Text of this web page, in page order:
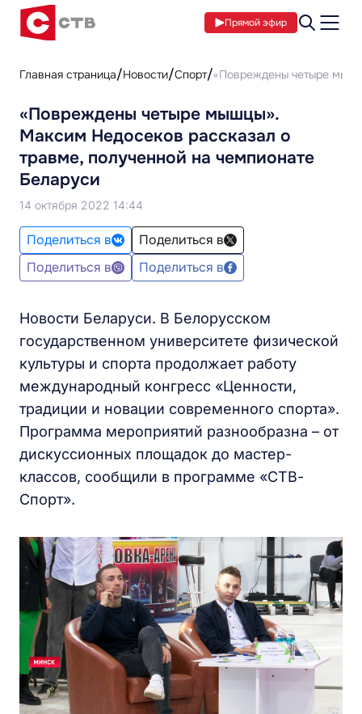
Прямой эфир
Главная страница Новости Спорт «Повреждены четыре
«Повреждены четыре мышцы».
Максим Недосеков рассказал о
травме, полученной на чемпионате
Беларуси
14 октября 2022 14:44
Поделиться в
Поделиться в
Поделиться в
Поделиться в
Новости Беларуси. В Белорусском
государственном университете физической
культуры и спорта продолжает работу
международный конгресс «Ценности,
традиции и новации современного спорта».
Программа мероприятий разнообразна – от
дискуссионных площадок до мастер-
классов, сообщили в программе «СТВ-
Спорт».